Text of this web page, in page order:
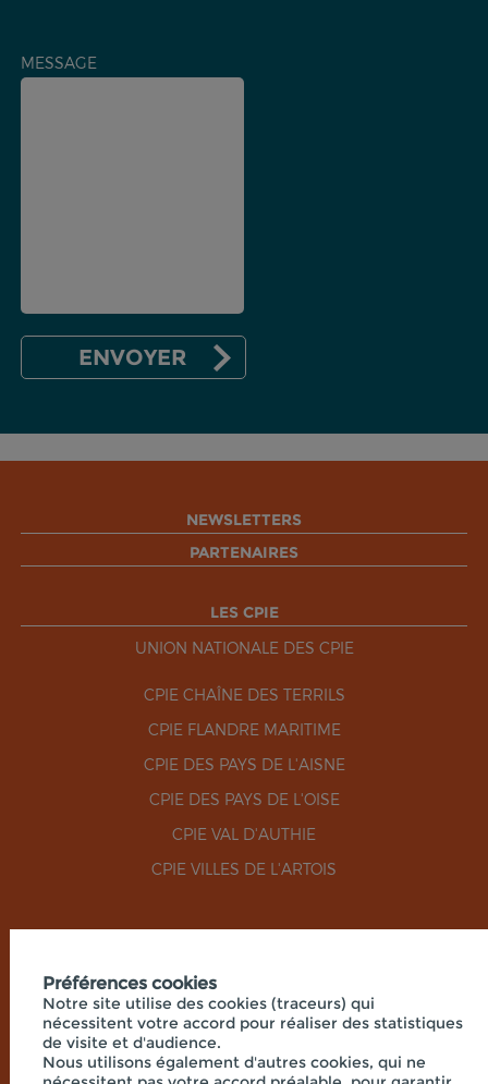
MESSAGE
NEWSLETTERS
PARTENAIRES
LES CPIE
UNION NATIONALE DES CPIE
CPIE CHAÎNE DES TERRILS
CPIE FLANDRE MARITIME
CPIE DES PAYS DE L'AISNE
CPIE DES PAYS DE L'OISE
CPIE VAL D'AUTHIE
CPIE VILLES DE L'ARTOIS
Préférences cookies
Notre site utilise des cookies (traceurs) qui
nécessitent votre accord pour réaliser des statistiques
de visite et d'audience.
Nous utilisons également d'autres cookies, qui ne